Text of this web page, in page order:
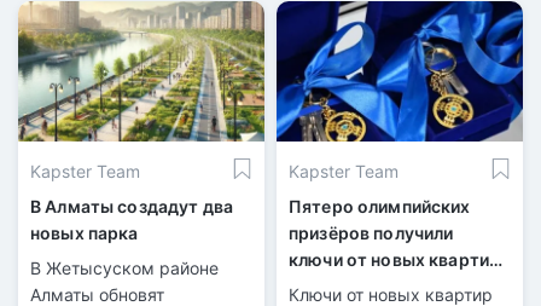
возведённых с
нарушениями. Очередная
проверка выявила
нарушения в
строительстве объектов.
момент в списке числятся
36 объектов.
Kapster Team
В Алматы создадут два
новых парка
В Жетысуском районе
Алматы обновят
Kapster Team
Пятеро олимпийских
призёров получили
ключи от новых квартир
в Алматы
Ключи от новых квартир